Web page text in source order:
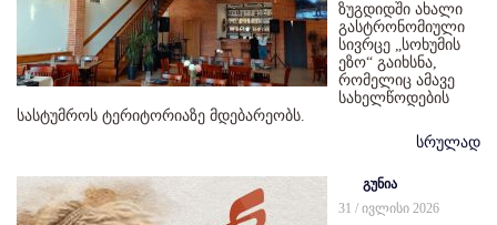
ზუგდიდში ახალი
გასტრონომიული
სივრცე „სოხუმის
ეზო“ გაიხსნა,
რომელიც ამავე
სახელწოდების
სასტუმროს ტერიტორიაზე მდებარეობს.
სრულად
გუნია
31 / ივლისი 2026